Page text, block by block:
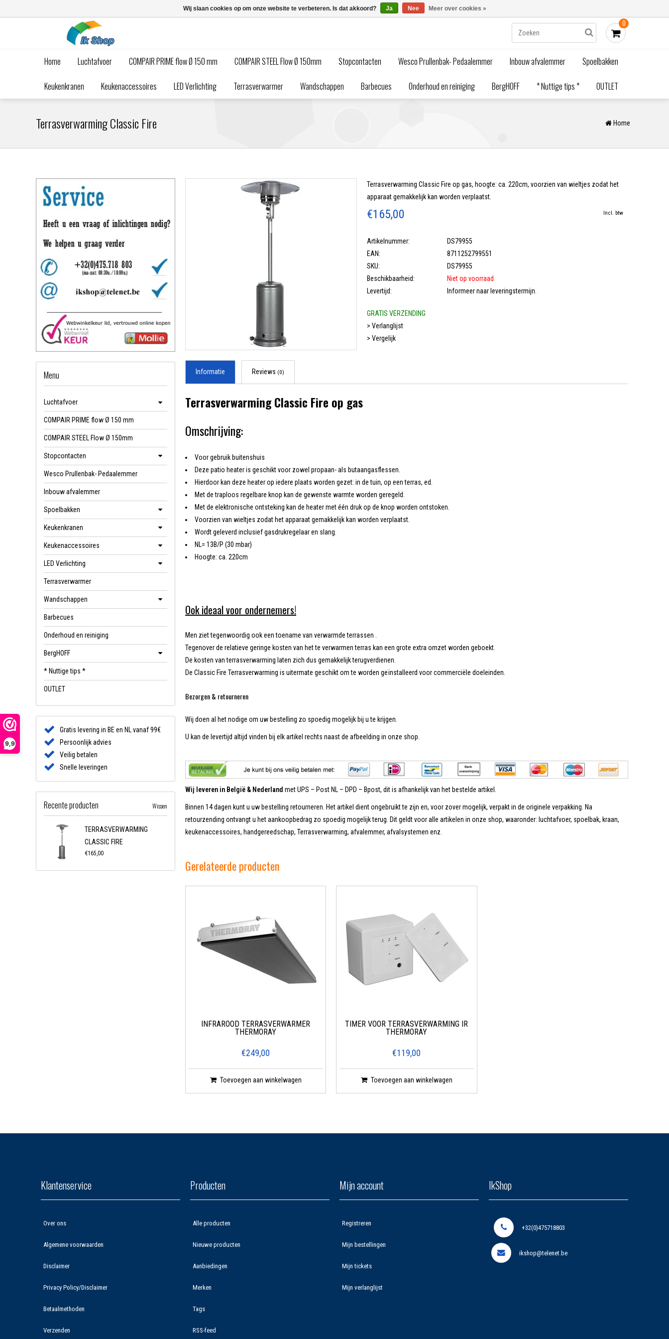
9,9
0
Home Luchtafvoer COMPAIR PRIME flow Ø 150 mm COMPAIR STEEL Flow Ø 150mm Stopcontacten Wesco Prullenbak- Pedaalemmer Inbouw afvalemmer Spoelbakken
Keukenkranen Keukenaccessoires LED Verlichting Terrasverwarmer Wandschappen Barbecues Onderhoud en reiniging BergHOFF * Nuttige tips * OUTLET
Terrasverwarming Classic Fire Home
Terrasverwarming Classic Fire op gas, hoogte: ca. 220cm, voorzien van wieltjes zodat het
apparaat gemakkelijk kan worden verplaatst.
€165,00 Incl. btw
Artikelnummer:
DS79955
EAN:
8711252799551
SKU:
DS79955
Beschikbaarheid:
Niet op voorraad
Levertijd:
Informeer naar leveringstermijn.
GRATIS VERZENDING
> Verlanglijst
> Vergelijk
Informatie Reviews (0)
Terrasverwarming Classic Fire op gas
Omschrijving:
Voor gebruik buitenshuis
Deze patio heater is geschikt voor zowel propaan- als butaangasflessen.
Hierdoor kan deze heater op iedere plaats worden gezet: in de tuin, op een terras, ed.
Met de traploos regelbare knop kan de gewenste warmte worden geregeld.
Met de elektronische ontsteking kan de heater met één druk op de knop worden ontstoken.
Voorzien van wieltjes zodat het apparaat gemakkelijk kan worden verplaatst.
Wordt geleverd inclusief gasdrukregelaar en slang.
NL= 13B/P (30 mbar)
Hoogte: ca. 220cm
Ook ideaal voor ondernemers!
Men ziet tegenwoordig ook een toename van verwarmde terrassen .
Tegenover de relatieve geringe kosten van het te verwarmen terras kan een grote extra omzet worden geboekt.
De kosten van terrasverwarming laten zich dus gemakkelijk terugverdienen.
De Classic Fire Terrasverwarming is uitermate geschikt om te worden geïnstalleerd voor commerciële doeleinden.
Bezorgen & retourneren
Wij doen al het nodige om uw bestelling zo spoedig mogelijk bij u te krijgen.
U kan de levertijd altijd vinden bij elk artikel rechts naast de afbeelding in onze shop.
Wij leveren in België & Nederland met UPS – Post NL – DPD – Bpost, dit is afhankelijk van het bestelde artikel.
Binnen 14 dagen kunt u uw bestelling retourneren. Het artikel dient ongebruikt te zijn en, voor zover mogelijk, verpakt in de originele verpakking. Na
retourzending ontvangt u het aankoopbedrag zo spoedig mogelijk terug. Dit geldt voor alle artikelen in onze shop, waaronder: luchtafvoer, spoelbak, kraan,
keukenaccessoires, handgereedschap, Terrasverwarming, afvalemmer, afvalsystemen enz.
Gerelateerde producten
INFRAROOD TERRASVERWARMER
THERMORAY
€249,00
Toevoegen aan winkelwagen
TIMER VOOR TERRASVERWARMING IR
THERMORAY
€119,00
Toevoegen aan winkelwagen
Menu
Luchtafvoer
COMPAIR PRIME flow Ø 150 mm
COMPAIR STEEL Flow Ø 150mm
Stopcontacten
Wesco Prullenbak- Pedaalemmer
Inbouw afvalemmer
Spoelbakken
Keukenkranen
Keukenaccessoires
LED Verlichting
Terrasverwarmer
Wandschappen
Barbecues
Onderhoud en reiniging
BergHOFF
* Nuttige tips *
OUTLET
Gratis levering in BE en NL vanaf 99€
Persoonlijk advies
Veilig betalen
Snelle leveringen
Recente producten Wissen
TERRASVERWARMING
CLASSIC FIRE
€165,00
Klantenservice
Over ons
Algemene voorwaarden
Disclaimer
Privacy Policy/Disclaimer
Betaalmethoden
Verzenden
Producten
Alle producten
Nieuwe producten
Aanbiedingen
Merken
Tags
RSS-feed
Mijn account
Registreren
Mijn bestellingen
Mijn tickets
Mijn verlanglijst
IkShop
+32(0)475718803
ikshop@telenet.be
Wij slaan cookies op om onze website te verbeteren. Is dat akkoord? Ja Nee Meer over cookies »